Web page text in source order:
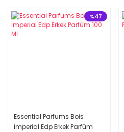
%47
Essential Parfums Bois
İmperial Edp Erkek Parfüm